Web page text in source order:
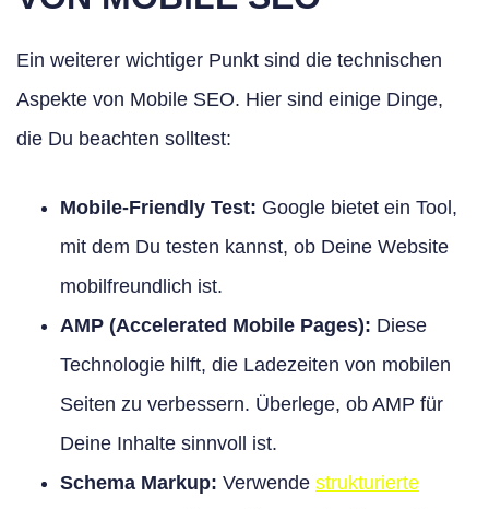
Ein weiterer wichtiger Punkt sind die technischen
Aspekte von Mobile SEO. Hier sind einige Dinge,
die Du beachten solltest:
Mobile-Friendly Test: Google bietet ein Tool,
mit dem Du testen kannst, ob Deine Website
mobilfreundlich ist.
AMP (Accelerated Mobile Pages): Diese
Technologie hilft, die Ladezeiten von mobilen
Seiten zu verbessern. Überlege, ob AMP für
Deine Inhalte sinnvoll ist.
Schema Markup: Verwende strukturierte